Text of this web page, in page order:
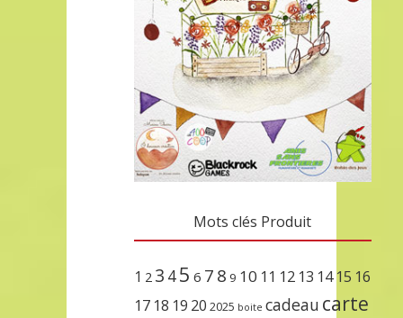
Mots clés Produit
1 2 3 45 6 7 8 9 10 11 12 13 14 15 16
17 18 19 20 2025 boite cadeau carte